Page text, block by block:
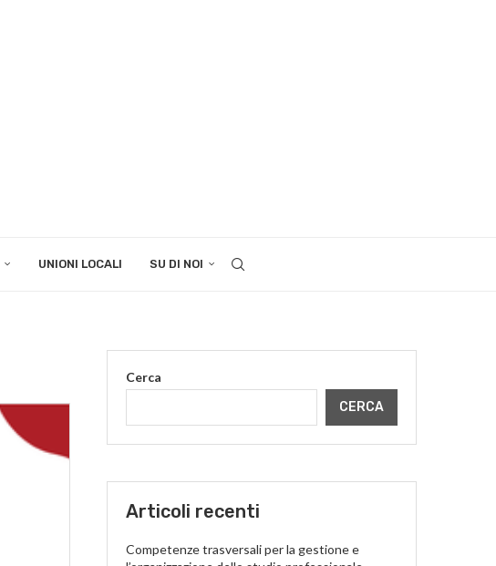
UNIONI LOCALI SU DI NOI
Cerca
CERCA
Articoli recenti
Competenze trasversali per la gestione e